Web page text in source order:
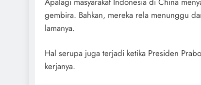
gembira. Bahkan, mereka rela menunggu
lamanya.
Hal serupa juga terjadi ketika Presiden
kerjanya.